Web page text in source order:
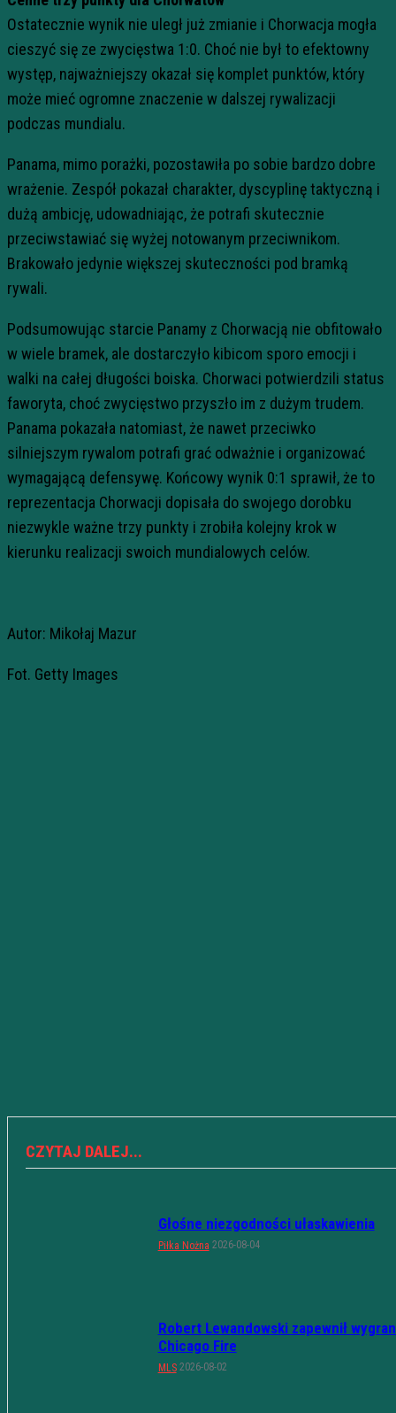
Ostatecznie wynik nie uległ już zmianie i Chorwacja mogła
cieszyć się ze zwycięstwa 1:0. Choć nie był to efektowny
występ, najważniejszy okazał się komplet punktów, który
może mieć ogromne znaczenie w dalszej rywalizacji
podczas mundialu.
Panama, mimo porażki, pozostawiła po sobie bardzo dobre
wrażenie. Zespół pokazał charakter, dyscyplinę taktyczną i
dużą ambicję, udowadniając, że potrafi skutecznie
przeciwstawiać się wyżej notowanym przeciwnikom.
Brakowało jedynie większej skuteczności pod bramką
rywali.
Podsumowując starcie Panamy z Chorwacją nie obfitowało
w wiele bramek, ale dostarczyło kibicom sporo emocji i
walki na całej długości boiska. Chorwaci potwierdzili status
faworyta, choć zwycięstwo przyszło im z dużym trudem.
Panama pokazała natomiast, że nawet przeciwko
silniejszym rywalom potrafi grać odważnie i organizować
wymagającą defensywę. Końcowy wynik 0:1 sprawił, że to
reprezentacja Chorwacji dopisała do swojego dorobku
niezwykle ważne trzy punkty i zrobiła kolejny krok w
kierunku realizacji swoich mundialowych celów.
Autor: Mikołaj Mazur
Fot. Getty Images
CZYTAJ DALEJ...
Głośne niezgodności ułaskawienia
Piłka Nożna 2026-08-04
Robert Lewandowski zapewnił
Chicago Fire
MLS 2026-08-02